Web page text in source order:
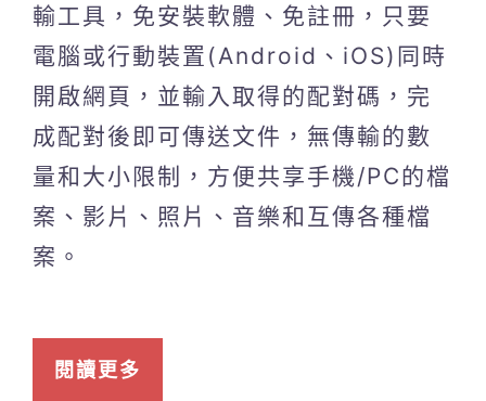
輸工具，免安裝軟體、免註冊，只要
電腦或行動裝置(Android、iOS)同時
開啟網頁，並輸入取得的配對碼，完
成配對後即可傳送文件，無傳輸的數
量和大小限制，方便共享手機/PC的檔
案、影片、照片、音樂和互傳各種檔
案。
閱讀更多